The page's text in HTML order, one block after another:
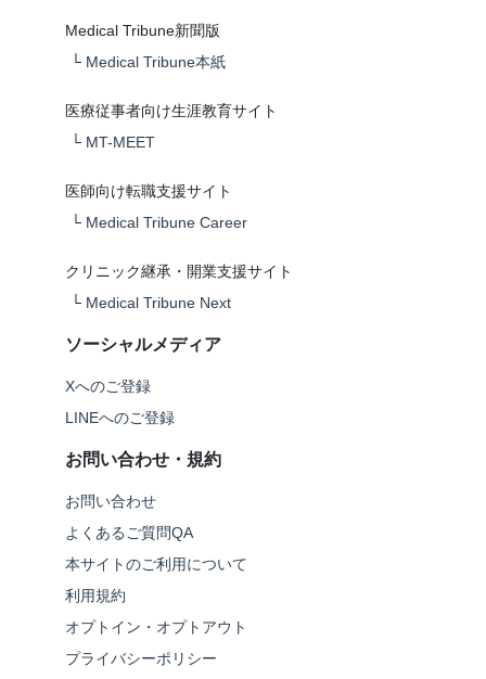
Medical Tribune新聞版
└ Medical Tribune本紙
医療従事者向け生涯教育サイト
└ MT-MEET
医師向け転職支援サイト
└ Medical Tribune Career
クリニック継承・開業支援サイト
└ Medical Tribune Next
ソーシャルメディア
Xへのご登録
LINEへのご登録
お問い合わせ・規約
お問い合わせ
よくあるご質問QA
本サイトのご利用について
利用規約
オプトイン・オプトアウト
プライバシーポリシー